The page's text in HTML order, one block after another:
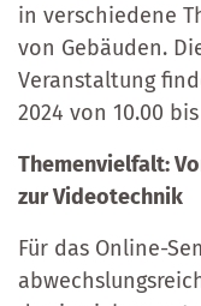
in verschiedene
von Gebäuden.
Veranstaltung
2024 von 10.00
Themenvielfalt:
zur Videotechnik
Für das Online-